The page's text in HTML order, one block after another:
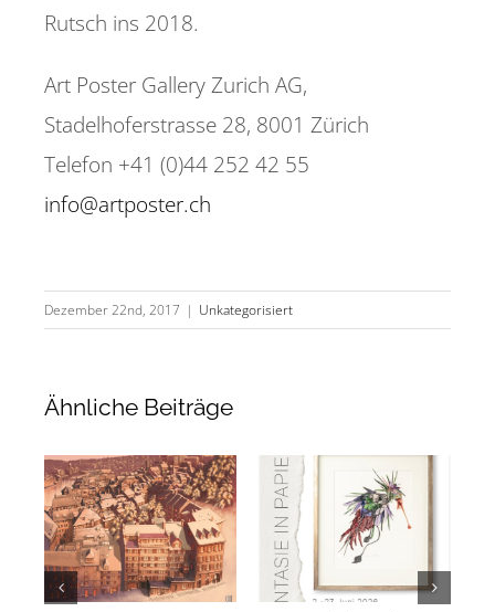
Rutsch ins 2018.
Art Poster Gallery Zurich AG,
Stadelhoferstrasse 28, 8001 Zürich
Telefon +41 (0)44 252 42 55
info@artposter.ch
Dezember 22nd, 2017 | Unkategorisiert
Ähnliche Beiträge